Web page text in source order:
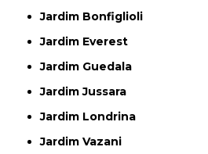
Jardim Bonfiglioli
Jardim Everest
Jardim Guedala
Jardim Jussara
Jardim Londrina
Jardim Vazani